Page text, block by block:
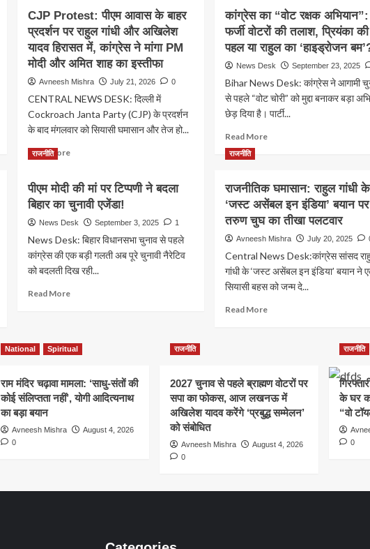
CJP Protest: पीएम आवास के बाहर
प्रदर्शन पर राहुल गांधी और अखिलेश
यादव हिरासत में, कांग्रेस ने मांगा PM
मोदी और अमित शाह का इस्तीफा
Avneesh Mishra July 21, 2026 0
CENTRAL NEWS DESK: दिल्ली में
Cockroach Janta Party (CJP) के प्रदर्शन
के बाद मंगलवार को सियासी घमासान और तेज हो...
Read MoreRead
CJP
Protest:
के
बाहर
प्रदर्शन
राहुल
यादव
कांग्रेस
ने
PM
कांग्रेस का “वोट रक्षक अभियान”:
फर्जी वोटरों की तलाश, प्रियंका की
पहल या राहुल का ‘हाइड्रोजन
News Desk September 23, 2025
Bihar News Desk: कांग्रेस ने आगामी
से पहले “वोट चोरी” को मुद्दा बनाकर बड़ा
छेड़ दिया है। पार्टी...
Read MoreRead
का
“वोट
अभियान”:
फर्जी
वोटरों
की
तलाश,
प्रियंका
की
बम’?
राजनीति
पीएम मोदी की मां पर टिप्पणी ने बदला
बिहार का चुनावी एजेंडा!
News Desk September 3, 2025 1
News Desk: बिहार विधानसभा चुनाव से पहले
कांग्रेस की एक बड़ी गलती अब पूरे चुनावी नैरेटिव
को बदलती दिख रही...
Read MoreRead
मोदी
की
पर
टिप्पणी
बदला
राजनीति
राजनीतिक घमासान: राहुल गांधी के
‘जस्ट असेंबल इन इंडिया’ बयान पर
तरुण चुघ का तीखा पलटवार
Avneesh Mishra July 20, 2025
Central News Desk:कांग्रेस सांसद
गांधी के ‘जस्ट असेंबल इन इंडिया’ बयान ने
सियासी बहस को जन्म दे...
Read MoreRead
गांधी
के
‘जस्ट
तरुण
National Spiritual
राम मंदिर चढ़ावा मामला: ‘साधु-संतों की
कोई संलिप्तता नहीं’, योगी आदित्यनाथ
का बड़ा बयान
Avneesh Mishra
August 4, 2026
0
राजनीति
2027 चुनाव से पहले ब्राह्मण वोटरों पर
सपा का फोकस, आज लखनऊ में
अखिलेश यादव करेंगे ‘प्रबुद्ध सम्मेलन’
को संबोधित
Avneesh Mishra
August 4, 2026
0
राजनीति
के घर का
“वो
0